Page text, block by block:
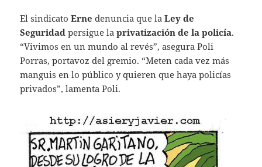
El sindicatoErnedenuncia que laLey de
Seguridad persigue laprivatización de la policía.
“Vivimos en un mundo al revés”, asegura Poli
Porras, portavoz del gremio. “Meten cada vez más
manguis en lo público y quieren que haya policías
privados”, lamenta Poli.